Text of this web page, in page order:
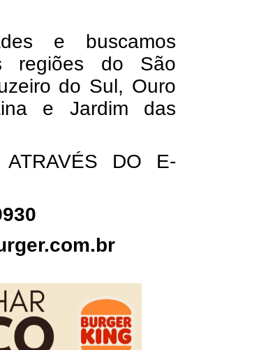
e buscamos
regiões do São
do Sul, Ouro
e Jardim das
ATRAVÉS DO E-